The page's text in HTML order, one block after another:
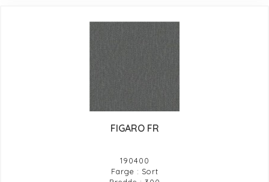
FIGARO FR
190400
Farge : Sort